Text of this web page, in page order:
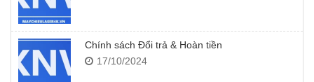
Chính sách Đổi trả & Hoàn tiền
17/10/2024